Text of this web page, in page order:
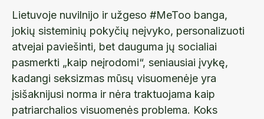
Lietuvoje nuvilnijo ir užgeso #MeToo banga,
jokių sisteminių pokyčių neįvyko, personalizuoti
atvejai paviešinti, bet dauguma jų socialiai
pasmerkti „kaip neįrodomi“, seniausiai įvykę,
kadangi seksizmas mūsų visuomenėje yra
įsišaknijusi norma ir nėra traktuojama kaip
patriarchalios visuomenės problema. Koks